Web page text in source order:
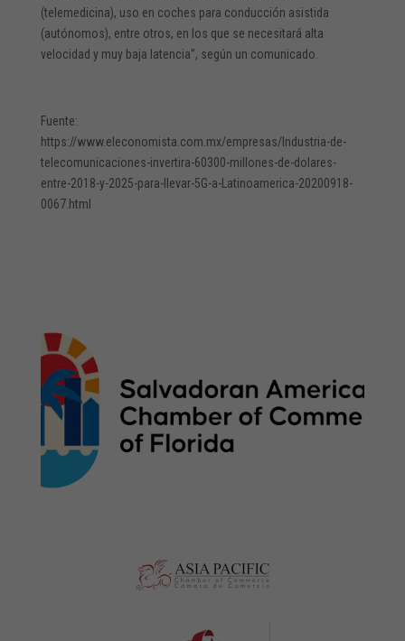
(telemedicina), uso en coches para conducción asistida
(autónomos), entre otros, en los que se necesitará alta
velocidad y muy baja latencia”, según un comunicado.
Fuente:
https://www.eleconomista.com.mx/empresas/Industria-de-
telecomunicaciones-invertira-60300-millones-de-dolares-
entre-2018-y-2025-para-llevar-5G-a-Latinoamerica-20200918-
0067.html